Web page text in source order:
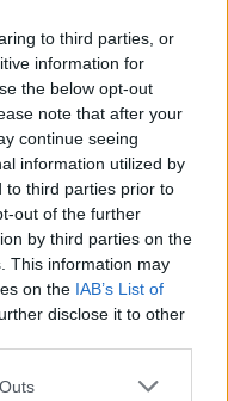
to third parties, or
information for
the below opt-out
note that after your
continue seeing
information utilized by
to third parties prior to
out of the further
by third parties on the
This information may
on the IAB’s List of
disclose it to other
one or more Google
numero +39
ultime news